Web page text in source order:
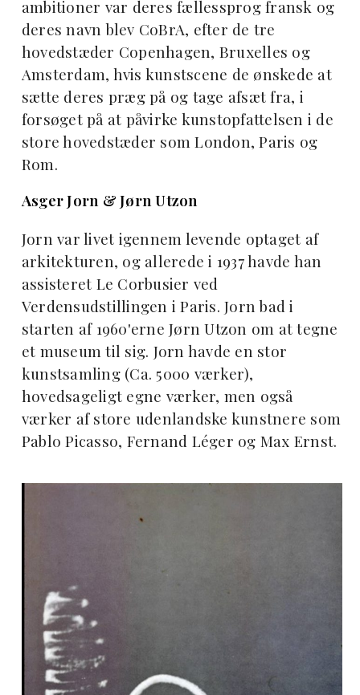
ambitioner var deres fællessprog fransk og
deres navn blev CoBrA, efter de tre
hovedstæder Copenhagen, Bruxelles og
Amsterdam, hvis kunstscene de ønskede at
sætte deres præg på og tage afsæt fra, i
forsøget på at påvirke kunstopfattelsen i de
store hovedstæder som London, Paris og
Rom.
Asger Jorn & Jørn Utzon
Jorn var livet igennem levende optaget af
arkitekturen, og allerede i 1937 havde han
assisteret Le Corbusier ved
Verdensudstillingen i Paris. Jorn bad i
starten af 1960'erne Jørn Utzon om at tegne
et museum til sig. Jorn havde en stor
kunstsamling (Ca. 5000 værker),
hovedsageligt egne værker, men også
værker af store udenlandske kunstnere som
Pablo Picasso, Fernand Léger og Max Ernst.